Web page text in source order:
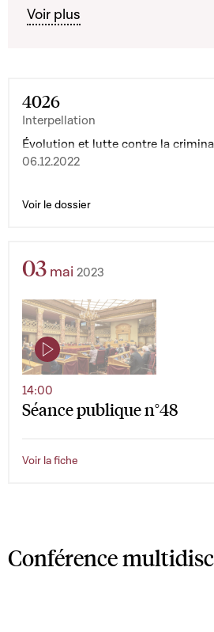
Voir plus
4026
Interpellation
Évolution et lutte contre la
06.12.2022
Voir le dossier
03 mai 2023
Séance publique n°48
14:00
Voir la fiche
Conférence